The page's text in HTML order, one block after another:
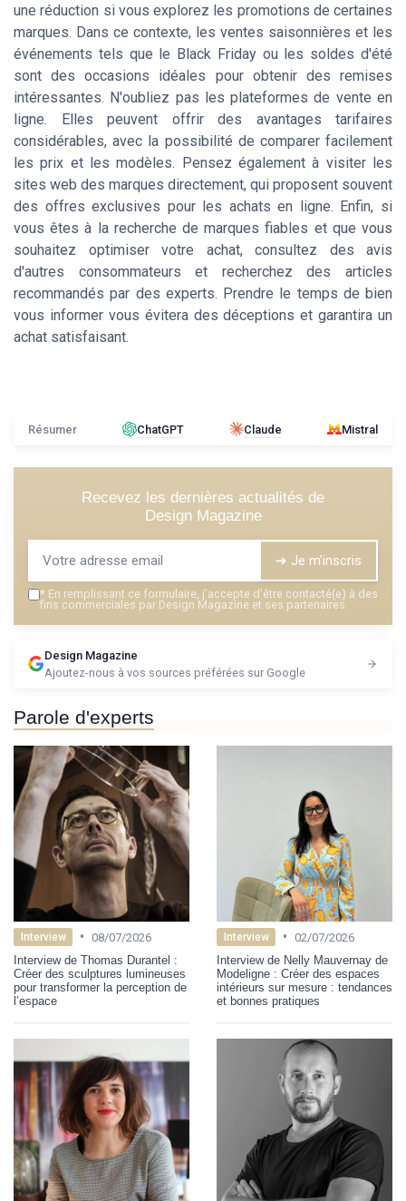
une réduction si vous explorez les promotions de certaines
marques. Dans ce contexte, les ventes saisonnières et les
événements tels que le Black Friday ou les soldes d'été
sont des occasions idéales pour obtenir des remises
intéressantes. N'oubliez pas les plateformes de vente en
ligne. Elles peuvent offrir des avantages tarifaires
considérables, avec la possibilité de comparer facilement
les prix et les modèles. Pensez également à visiter les
sites web des marques directement, qui proposent souvent
des offres exclusives pour les achats en ligne. Enfin, si
vous êtes à la recherche de marques fiables et que vous
souhaitez optimiser votre achat, consultez des avis
d'autres consommateurs et recherchez des articles
recommandés par des experts. Prendre le temps de bien
vous informer vous évitera des déceptions et garantira un
achat satisfaisant.
Résumer ChatGPT Claude Mistral
Recevez les dernières actualités de
Design Magazine
➔ Je m'inscris
* En remplissant ce formulaire, j’accepte d’être contacté(e) à des
fins commerciales par Design Magazine et ses partenaires.
Design Magazine
Ajoutez-nous à vos sources préférées sur Google
Parole d'experts
Interview • 08/07/2026
Interview de Thomas Durantel :
Créer des sculptures lumineuses
pour transformer la perception de
l’espace
Interview • 02/07/2026
Interview de Nelly Mauvernay de
Modeligne : Créer des espaces
intérieurs sur mesure : tendances
et bonnes pratiques